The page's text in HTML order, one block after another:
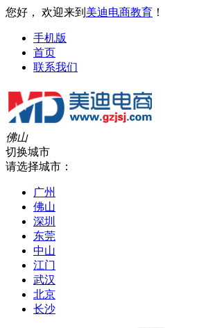
您好， 欢迎来到 美迪电商教育 ！
手机版
首页
联系我们
佛山
切换城市
请选择城市：
广州
佛山
深圳
东莞
中山
江门
武汉
北京
长沙